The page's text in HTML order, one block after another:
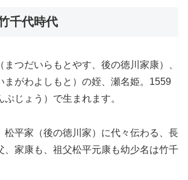
千代時代
つだいらもとやす、後の徳川家康）、
まがわよしもと）の姪、瀬名姫。1559
じょう）で生まれます。
松平家（後の徳川家）に代々伝わる、長
、家康も、祖父松平元康も幼少名は竹千